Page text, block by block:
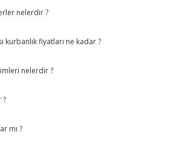
nelerdir ?
kurbanlık fiyatları ne kadar ?
nelerdir ?
?
mı ?